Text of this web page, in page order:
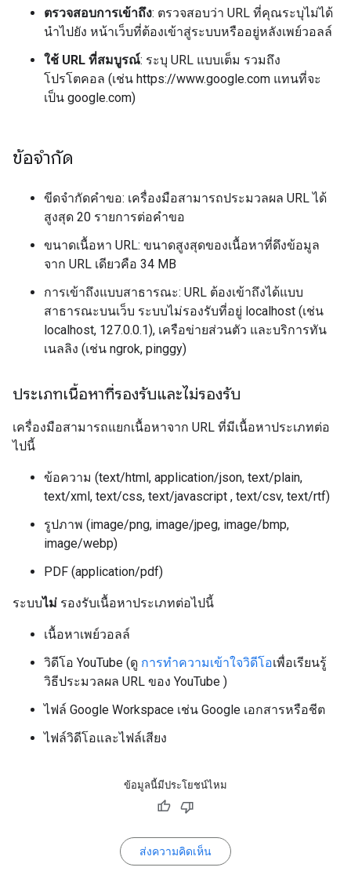
ตรวจสอบการเข้าถึง: ตรวจสอบว่า URL ที่คุณระบุไม่ได้
นำไปยัง หน้าเว็บที่ต้องเข้าสู่ระบบหรืออยู่หลังเพย์วอลล์
ใช้ URL ที่สมบูรณ์: ระบุ URL แบบเต็ม รวมถึง
โปรโตคอล (เช่น https://www.google.com แทนที่จะ
เป็น google.com)
ข้อจำกัด
ขีดจำกัดคำขอ: เครื่องมือสามารถประมวลผล URL ได้
สูงสุด 20 รายการต่อคำขอ
ขนาดเนื้อหา URL: ขนาดสูงสุดของเนื้อหาที่ดึงข้อมูล
จาก URL เดียวคือ 34 MB
การเข้าถึงแบบสาธารณะ: URL ต้องเข้าถึงได้แบบ
สาธารณะบนเว็บ ระบบไม่รองรับที่อยู่ localhost (เช่น
localhost, 127.0.0.1), เครือข่ายส่วนตัว และบริการทัน
เนลลิง (เช่น ngrok, pinggy)
ประเภทเนื้อหาที่รองรับและไม่รองรับ
เครื่องมือสามารถแยกเนื้อหาจาก URL ที่มีเนื้อหาประเภทต่อ
ไปนี้
ข้อความ (text/html, application/json, text/plain,
text/xml, text/css, text/javascript , text/csv, text/rtf)
รูปภาพ (image/png, image/jpeg, image/bmp,
image/webp)
PDF (application/pdf)
ระบบไม่ รองรับเนื้อหาประเภทต่อไปนี้
เนื้อหาเพย์วอลล์
วิดีโอ YouTube (ดู การทำความเข้าใจวิดีโอเพื่อเรียนรู้
วิธีประมวลผล URL ของ YouTube )
ไฟล์ Google Workspace เช่น Google เอกสารหรือชีต
ไฟล์วิดีโอและไฟล์เสียง
ข้อมูลนี้มีประโยชน์ไหม
ส่งความคิดเห็น